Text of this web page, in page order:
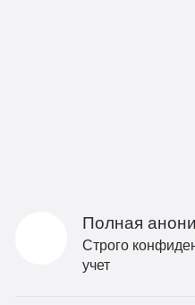
Полная
Строго
учет